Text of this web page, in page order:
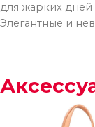
для жарких дней
Элегантные и
выбором